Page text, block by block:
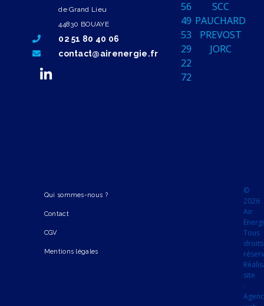
de Grand Lieu
44830 BOUAYE
02 51 80 40 06
contact@airenergie.fr
56
49
53
29
22
72
SCC
PAUCHARD
PREVOST
JORC
Qui sommes-nous ?
Contact
CGV
Mentions légales
©
2026
Air
Tous
droits
site
: